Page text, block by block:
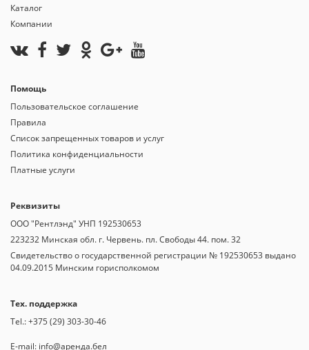
Каталог
Компании
Помощь
Пользовательское соглашение
Правила
Список запрещенных товаров и услуг
Политика конфиденциальности
Платные услуги
Реквизиты
OOO "Рентлэнд" УНП 192530653
223232 Минская обл. г. Червень. пл. Свободы 44. пом. 32
Свидетельство о государственной регистрации № 192530653 выдано
04.09.2015 Минским горисполкомом
Тех. поддержка
Tel.:+375 (29) 303-30-46
E-mail: info@аренда.бел